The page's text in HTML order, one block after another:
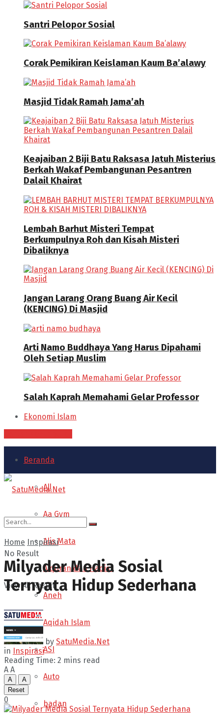
Santri Pelopor Sosial
Corak Pemikiran Keislaman Kaum Ba’alawy
Masjid Tidak Ramah Jama’ah
Keajaiban 2 Biji Batu Raksasa Jatuh Misterius
Berkah Wakaf Pembangunan Pesantren
Dalail Khairat
Lembah Barhut Misteri Tempat
Berkumpulnya Roh dan Kisah Misteri
Dibaliknya
Jangan Larang Orang Buang Air Kecil
(KENCING) Di Masjid
Arti Namo Buddhaya Yang Harus Dipahami
Oleh Setiap Muslim
Salah Kaprah Memahami Gelar Professor
Ekonomi Islam
Beranda
All
Aa Gym
Alis Mata
Alquran dan Hadist
Aneh
Aqidah Islam
ASI
Auto
badan
No Result
View All Result
Home Inspirasi
Milyader Media Sosial
Ternyata Hidup Sederhana
by SatuMedia.Net
in
Inspirasi
Reading Time: 2 mins read
A A
A
A
Reset
0